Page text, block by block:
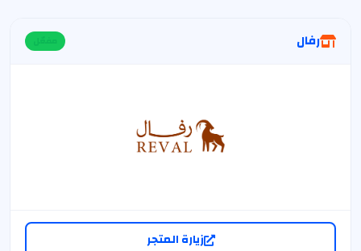
رفال
زيارة المتجر